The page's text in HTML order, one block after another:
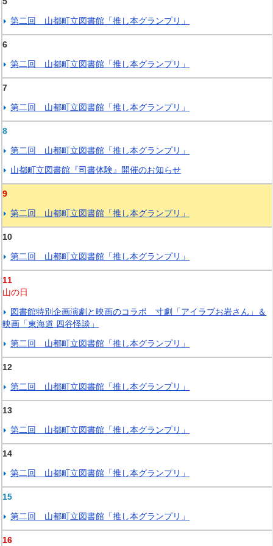
第二回 山都町立図書館「推し本グランプリ」
6
第二回 山都町立図書館「推し本グランプリ」
7
第二回 山都町立図書館「推し本グランプリ」
8
第二回 山都町立図書館「推し本グランプリ」
山都町立図書館『司書体験』開催のお知らせ
9
第二回 山都町立図書館「推し本グランプリ」
10
第二回 山都町立図書館「推し本グランプリ」
11
山の日
図書館特別企画演劇と映画のコラボ 寸劇「アイラブお岩さん」＆
映画「東海道 四谷怪談」
第二回 山都町立図書館「推し本グランプリ」
12
第二回 山都町立図書館「推し本グランプリ」
13
第二回 山都町立図書館「推し本グランプリ」
14
第二回 山都町立図書館「推し本グランプリ」
15
第二回 山都町立図書館「推し本グランプリ」
16